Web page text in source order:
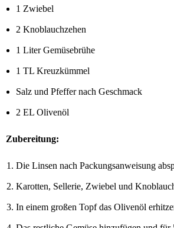
1 Zwiebel
2 Knoblauchzehen
1 Liter Gemüsebrühe
1 TL Kreuzkümmel
Salz und Pfeffer nach Geschmack
2 EL Olivenöl
Zubereitung:
Die Linsen nach Packungsanweisung
Karotten, Sellerie, Zwiebel und
In einem großen Topf das Olivenöl